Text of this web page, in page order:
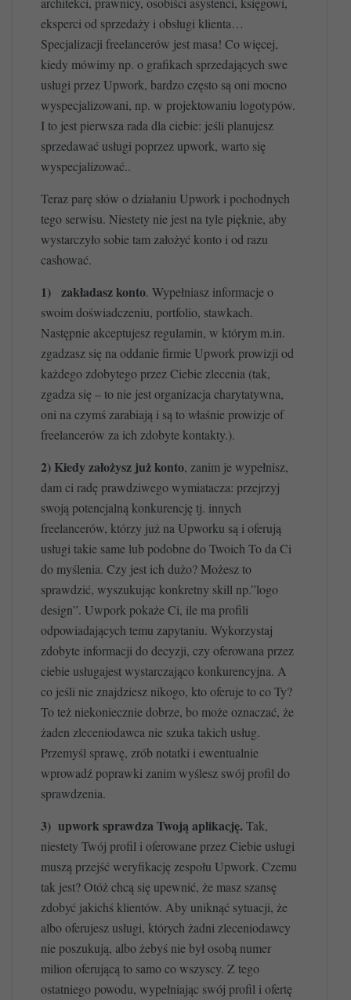
eksperci od sprzedaży i obsługi klienta…
Specjalizacji freelancerów jest masa! Co więcej,
kiedy mówimy np. o grafikach sprzedających swe
usługi przez Upwork, bardzo często są oni mocno
wyspecjalizowani, np. w projektowaniu logotypów.
I to jest pierwsza rada dla ciebie: jeśli planujesz
sprzedawać usługi poprzez upwork, warto się
wyspecjalizować..
Teraz parę słów o działaniu Upwork i pochodnych
tego serwisu. Niestety nie jest na tyle pięknie, aby
wystarczyło sobie tam założyć konto i od razu
cashować.
1) zakładasz konto. Wypełniasz informacje o
swoim doświadczeniu, portfolio, stawkach.
Następnie akceptujesz regulamin, w którym m.in.
zgadzasz się na oddanie firmie Upwork prowizji od
każdego zdobytego przez Ciebie zlecenia (tak,
zgadza się – to nie jest organizacja charytatywna,
oni na czymś zarabiają i są to właśnie prowizje of
freelancerów za ich zdobyte kontakty.).
2) Kiedy założysz już konto, zanim je wypełnisz,
dam ci radę prawdziwego wymiatacza: przejrzyj
swoją potencjalną konkurencję tj. innych
freelancerów, którzy już na Upworku są i oferują
usługi takie same lub podobne do Twoich To da Ci
do myślenia. Czy jest ich dużo? Możesz to
sprawdzić, wyszukując konkretny skill np.”logo
design”. Uwpork pokaże Ci, ile ma profili
odpowiadających temu zapytaniu. Wykorzystaj
zdobyte informacji do decyzji, czy oferowana przez
ciebie usługajest wystarczająco konkurencyjna. A
co jeśli nie znajdziesz nikogo, kto oferuje to co Ty?
To też niekoniecznie dobrze, bo może oznaczać, że
żaden zleceniodawca nie szuka takich usług.
Przemyśl sprawę, zrób notatki i ewentualnie
wprowadź poprawki zanim wyślesz swój profil do
sprawdzenia.
3) upwork sprawdza Twoją aplikację. Tak,
niestety Twój profil i oferowane przez Ciebie usługi
muszą przejść weryfikację zespołu Upwork. Czemu
tak jest? Otóż chcą się upewnić, że masz szansę
zdobyć jakichś klientów. Aby uniknąć sytuacji, że
albo oferujesz usługi, których żadni zleceniodawcy
nie poszukują, albo żebyś nie był osobą numer
milion oferującą to samo co wszyscy. Z tego
ostatniego powodu, wypełniając swój profil i ofertę